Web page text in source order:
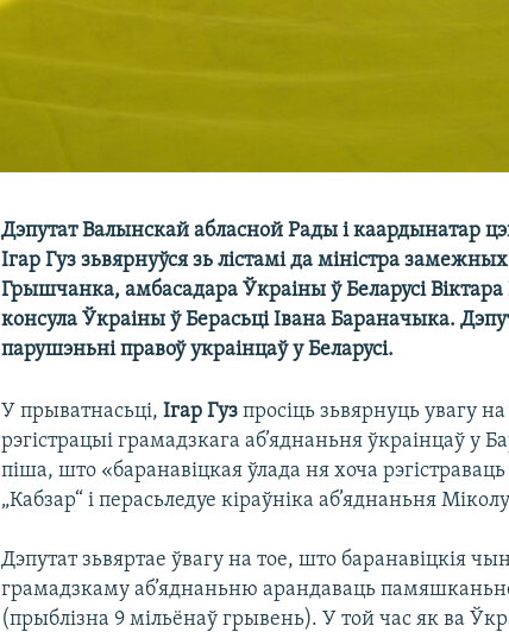
Дэпутат Валынскай абласной Рады і каардынатар
Ігар Гуз зьвярнуўся зь лістамі да міністра
Грышчанка, амбасадара Ўкраіны ў Беларусі Віктара
консула Ўкраіны ў Берасьці Івана Бараначыка.
парушэньні правоў украінцаў у Беларусі.
У прыватнасьці,Ігар Гуз просіць зьвярнуць увагу
рэгістрацыі грамадзкага аб’яднаньня ўкраінцаў у
піша, што «баранавіцкая ўлада ня хоча
„Кабзар“ і перасьледуе кіраўніка аб’яднаньня
Дэпутат зьвяртае ўвагу на тое, што баранавіцкія
грамадзкаму аб’яднаньню арандаваць
(прыблізна 9 мільёнаў грывень). У той час як ва